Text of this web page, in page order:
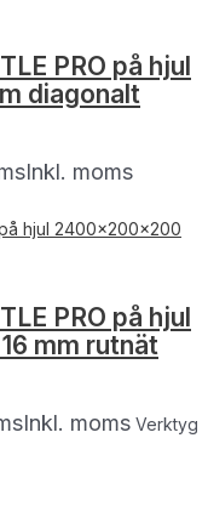
PRO på hjul
diagonalt
Inkl. moms
PRO på hjul
mm rutnät
Inkl. moms Verktyg